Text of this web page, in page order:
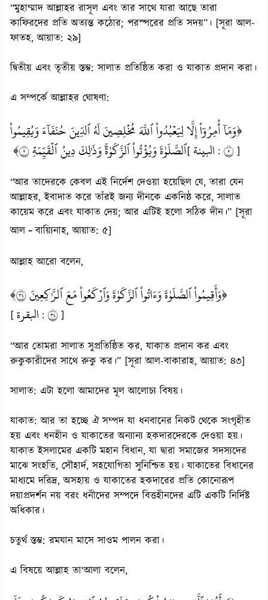
“মুহাম্মাদ আল্লাহর রাসূল এবং তার সাথে যারা আছে তারা
কাফিরদের প্রতি অত্যন্ত কঠোর; পরস্পরের প্রতি সদয়”। [সূরা আল-
ফাতহ, আয়াত: ২৯]
দ্বিতীয় এবং তৃতীয় স্তম্ভ: সালাত প্রতিষ্ঠিত করা ও যাকাত প্রদান করা।
এ সম্পর্কে আল্লাহর ঘোষণা:
﴿وَمَآ أُمِرُوٓاْ إِلَّا لِيَعۡبُدُواْ ٱللَّهَ مُخۡلِصِينَ لَهُ ٱلدِّينَ حُنَفَآءَ وَيُقِيمُواْ
ٱلصَّلَوٰةَ وَيُؤۡتُواْ ٱلزَّكَوٰةَۚ وَذَٰلِكَ دِينُ ٱلۡقَيِّمَةِ ٥﴾[ البينة : ]
“আর তাদেরকে কেবল এই নির্দেশ দেওয়া হয়েছিল যে, তারা যেন
আল্লাহর, ইবাদাত করে তাঁরই জন্য দীনকে একনিষ্ঠ করে, সালাত
কায়েম করে এবং যাকাত দেয়; আর এটিই হলো সঠিক দীন।” [সূরা
আল -‌বায়্যিনাহ, আয়াত: ৫]
আল্লাহ আরো বলেন,
﴿وَأَقِيمُواْ ٱلصَّلَوٰةَ وَءَاتُواْ ٱلزَّكَوٰةَ وَٱرۡكَعُواْ مَعَ ٱلرَّٰكِعِينَ ٤٣﴾
[ البقرة : ]
“আর তোমরা সালাত সুপ্রতিষ্ঠিত কর, যাকাত প্রদান কর এবং
রুকুকারীদের সাথে রুকু কর।” [সূরা আল-বাকারাহ, আয়াত: ৪৩]
সালাত: এটা হলো আমাদের মূল আলোচ্য বিষয়।
যাকাত: আর তা হচ্ছে ঐ সম্পদ যা ধনবানের নিকট থেকে সংগৃহীত
হয় এবং ধনহীন ও যাকাতের অন্যান্য হকদারদেরকে দেওয়া হয়।
যাকাত ইসলামের একটি মহান বিধান, যা দ্বারা সমাজের সদস্যদের
মাঝে সংহতি, সৌহার্দ, সহযোগিতা সুনিশ্চিত হয়। যাকাতের বিধানের
মাধ্যমে দরিদ্র, অসহায় ও যাকাতের হকদারের প্রতি কোনোরূপ
দয়াপ্রদর্শন নয় বরং ধনীদের সম্পদে বিত্তহীনদের এটি একটি নির্দিষ্ট
অধিকার।
চতুর্থ স্তম্ভ: রমযান মাসে সাওম পালন করা।
এ বিষয়ে আল্লাহ তা‘আলা বলেন,